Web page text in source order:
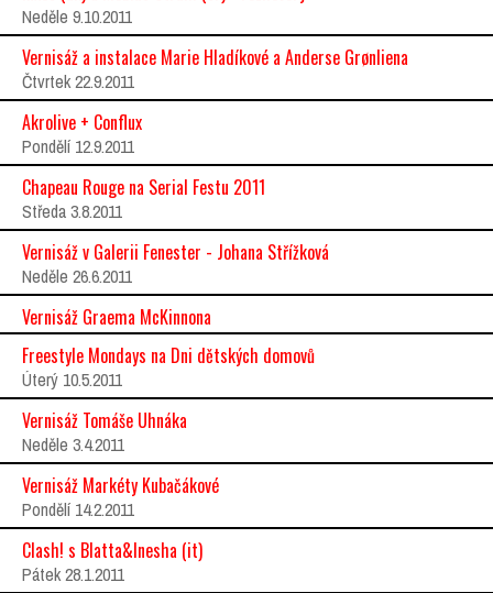
Neděle 9.10.2011
Vernisáž a instalace Marie Hladíkové a Anderse Grønliena
Čtvrtek 22.9.2011
Akrolive + Conflux
Pondělí 12.9.2011
Chapeau Rouge na Serial Festu 2011
Středa 3.8.2011
Vernisáž v Galerii Fenester - Johana Střížková
Neděle 26.6.2011
Vernisáž Graema McKinnona
Freestyle Mondays na Dni dětských domovů
Úterý 10.5.2011
Vernisáž Tomáše Uhnáka
Neděle 3.4.2011
Vernisáž Markéty Kubačákové
Pondělí 14.2.2011
Clash! s Blatta&Inesha (it)
Pátek 28.1.2011